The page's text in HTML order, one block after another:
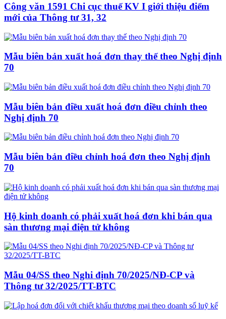
Công văn 1591 Chi cục thuế KV I giới thiệu điểm
mới của Thông tư 31, 32
Mẫu biên bản xuất hoá đơn thay thế theo Nghị định
70
Mẫu biên bản điều xuất hoá đơn điều chỉnh theo
Nghị định 70
Mẫu biên bản điều chỉnh hoá đơn theo Nghị định
70
Hộ kinh doanh có phải xuất hoá đơn khi bán qua
sàn thương mại điện tử không
Mẫu 04/SS theo Nghi định 70/2025/NĐ-CP và
Thông tư 32/2025/TT-BTC